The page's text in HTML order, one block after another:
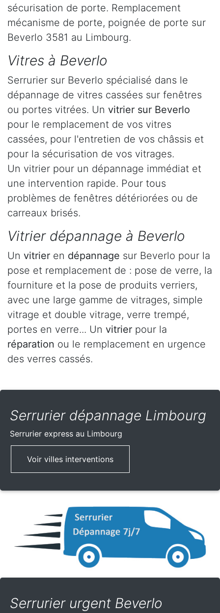
sécurisation de porte. Remplacement
mécanisme de porte, poignée de porte sur
Beverlo 3581 au Limbourg.
Vitres à Beverlo
Serrurier sur Beverlo spécialisé dans le
dépannage de vitres cassées sur fenêtres
ou portes vitrées. Un vitrier sur Beverlo
pour le remplacement de vos vitres
cassées, pour l'entretien de vos châssis et
pour la sécurisation de vos vitrages.
Un vitrier pour un dépannage immédiat et
une intervention rapide. Pour tous
problèmes de fenêtres détériorées ou de
carreaux brisés.
Vitrier dépannage à Beverlo
Un vitrier en dépannage sur Beverlo pour la
pose et remplacement de : pose de verre, la
fourniture et la pose de produits verriers,
avec une large gamme de vitrages, simple
vitrage et double vitrage, verre trempé,
portes en verre... Un vitrier pour la
réparation ou le remplacement en urgence
des verres cassés.
Serrurier dépannage Limbourg
Serrurier express au Limbourg
Voir villes interventions
Serrurier urgent Beverlo